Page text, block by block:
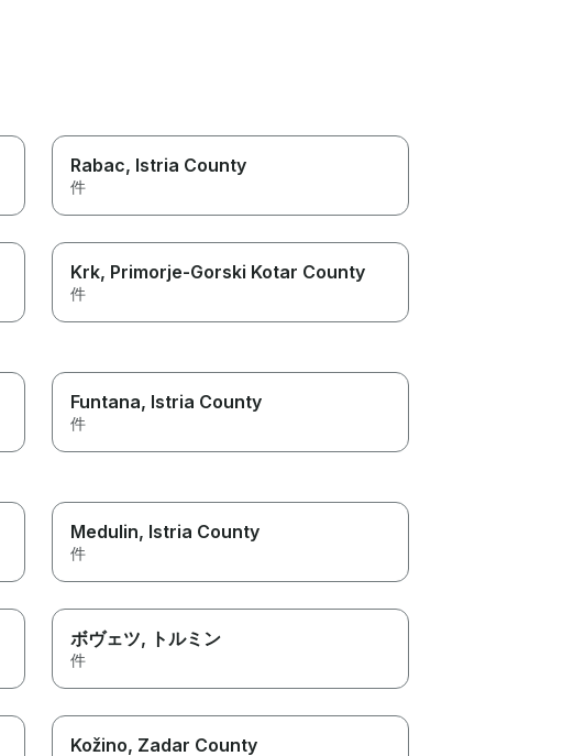
Rabac, Istria County
件
Krk, Primorje-Gorski Kotar County
件
Funtana, Istria County
件
Medulin, Istria County
件
ボヴェツ, トルミン
件
Kožino, Zadar County